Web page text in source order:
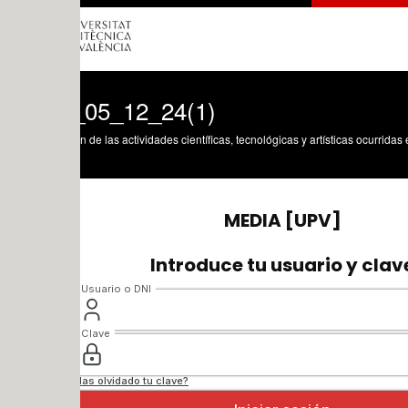
de las actividades científicas, tecnológicas y artísticas ocurridas en los tres